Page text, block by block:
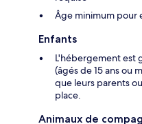
Âge minimum pour
Enfants
L'hébergement est
(âgés de 15 ans ou
que leurs parents
place.
Animaux de